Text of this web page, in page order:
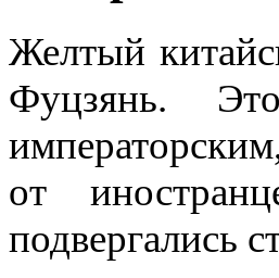
Желтый
Фуцзянь.
от
подвергались